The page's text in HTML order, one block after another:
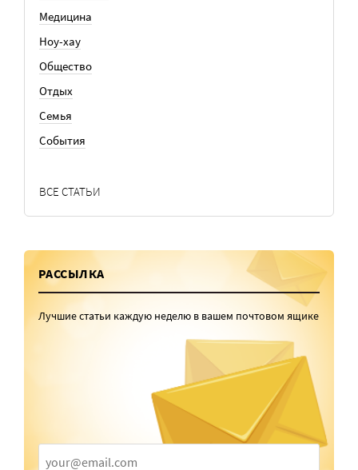
Медицина
Ноу-хау
Общество
Отдых
Семья
События
ВСЕ СТАТЬИ
РАССЫЛКА
Лучшие статьи каждую неделю в вашем почтовом ящике